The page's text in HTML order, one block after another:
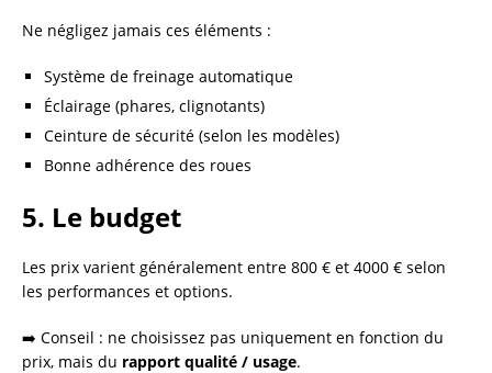
Ne négligez jamais ces éléments :
Système de freinage automatique
Éclairage (phares, clignotants)
Ceinture de sécurité (selon les modèles)
Bonne adhérence des roues
5. Le budget
Les prix varient généralement entre 800 € et 4000 € selon
les performances et options.
➡️ Conseil : ne choisissez pas uniquement en fonction du
prix, mais du rapport qualité / usage.